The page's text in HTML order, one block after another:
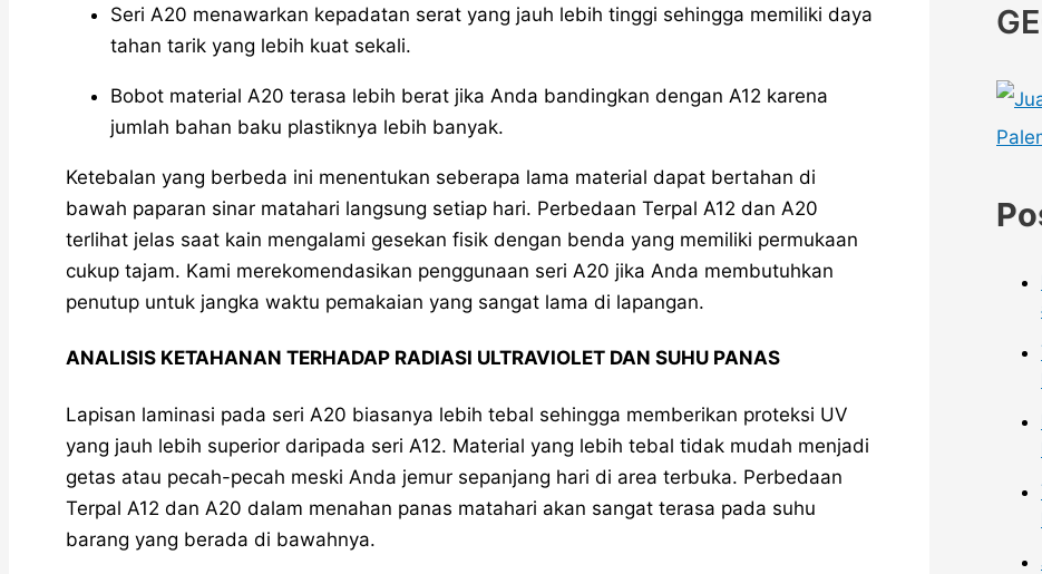
Seri A20 menawarkan kepadatan serat yang jauh lebih tinggi sehingga memiliki daya
tahan tarik yang lebih kuat sekali.
Bobot material A20 terasa lebih berat jika Anda bandingkan dengan A12 karena
jumlah bahan baku plastiknya lebih banyak.
Ketebalan yang berbeda ini menentukan seberapa lama material dapat bertahan di
bawah paparan sinar matahari langsung setiap hari. Perbedaan Terpal A12 dan A20
terlihat jelas saat kain mengalami gesekan fisik dengan benda yang memiliki permukaan
cukup tajam. Kami merekomendasikan penggunaan seri A20 jika Anda membutuhkan
penutup untuk jangka waktu pemakaian yang sangat lama di lapangan.
ANALISIS KETAHANAN TERHADAP RADIASI ULTRAVIOLET DAN SUHU PANAS
Lapisan laminasi pada seri A20 biasanya lebih tebal sehingga memberikan proteksi UV
yang jauh lebih superior daripada seri A12. Material yang lebih tebal tidak mudah menjadi
getas atau pecah-pecah meski Anda jemur sepanjang hari di area terbuka. Perbedaan
Terpal A12 dan A20 dalam menahan panas matahari akan sangat terasa pada suhu
barang yang berada di bawahnya.